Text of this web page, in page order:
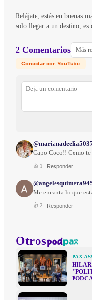
Relájate, estás en buenas
solo llegar a un destino,
2 Comentarios Más
Conectar con YouTube
Capo Coco!! Como
👍 1 Responder
Me encanta lo que
👍 2 Responder
Otros
PAX